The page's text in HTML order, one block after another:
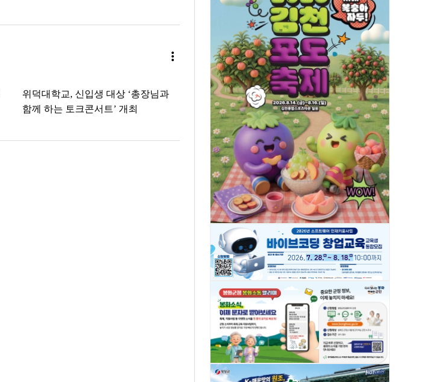
more_vert
위덕대학교, 신입생 대상 ‘총장님과
함께 하는 토크콘서트’ 개최